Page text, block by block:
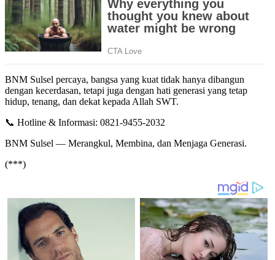
BNM Sulsel percaya, bangsa yang kuat tidak hanya dibangun
dengan kecerdasan, tetapi juga dengan hati generasi yang tetap
hidup, tenang, dan dekat kepada Allah SWT.
📞 Hotline & Informasi: 0821-9455-2032
BNM Sulsel — Merangkul, Membina, dan Menjaga Generasi.
(***)